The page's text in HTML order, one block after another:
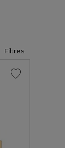
Filtres